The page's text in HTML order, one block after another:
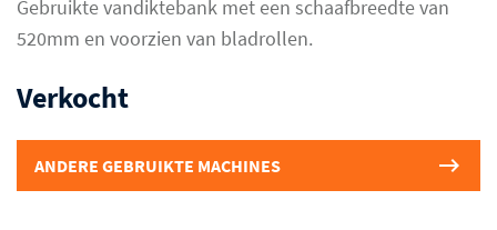
Gebruikte vandiktebank met een schaafbreedte van
520mm en voorzien van bladrollen.
Verkocht
ANDERE GEBRUIKTE MACHINES